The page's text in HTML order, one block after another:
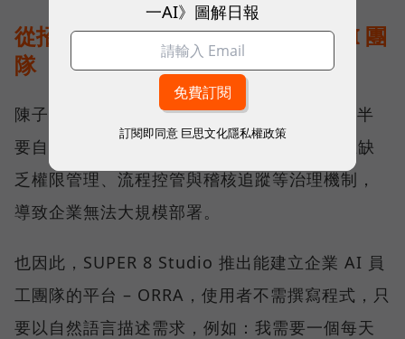
從招募一位 AI 員工，到管理一支 AI 團
隊
陳子龍觀察，市面上的 AI Agent 開發工具多半
要自行寫程式、設計工作流程或串接 API，且缺
乏權限管理、流程控管與稽核追蹤等治理機制，
導致企業無法大規模部署。
也因此，SUPER 8 Studio 推出能建立企業 AI 員
工團隊的平台 – ORRA，使用者不需撰寫程式，只
要以自然語言描述需求，例如：我需要一個每天
一AI》圖解日報
訂閱即同意 巨思文化隱私權政策